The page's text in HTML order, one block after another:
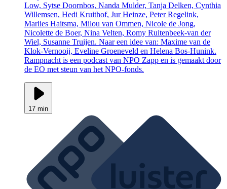
Low, Sytse Doornbos, Nanda Mulder, Tanja Delken, Cynthia
Willemsen, Hedi Kruithof, Jur Heinze, Peter Regelink,
Marlies Haitsma, Milou van Ommen, Nicole de Jong,
Nicolette de Boer, Nina Velten, Romy Ruitenbeek-van der
Wiel, Susanne Truijen. Naar een idee van: Maxime van de
Klok-Vernooij, Eveline Groeneveld en Helena Bos-Hunink.
Rampnacht is een podcast van NPO Zapp en is gemaakt door
de EO met steun van het NPO-fonds.
17 min